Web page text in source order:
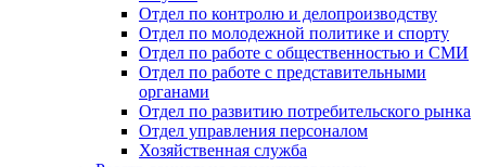
Отдел по контролю и делопроизводству
Отдел по молодежной политике и спорту
Отдел по работе с общественностью и СМИ
Отдел по работе с представительными
органами
Отдел по развитию потребительского рынка
Отдел управления персоналом
Хозяйственная служба